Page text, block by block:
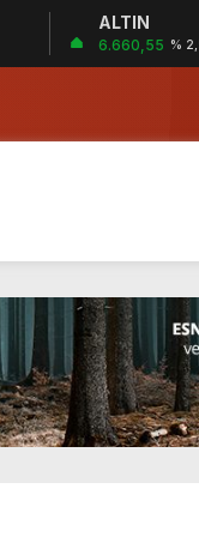
ALTIN
6.660,55 %
İŞİTME
TACİRLİĞİ
başladı
İŞİTME